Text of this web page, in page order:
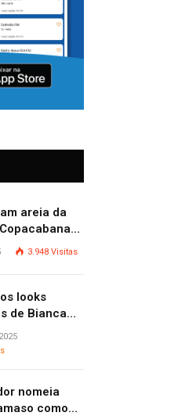
areia da
de Lady
3.948 Visitas
looks
de Bianca
de
que
nomeia
como